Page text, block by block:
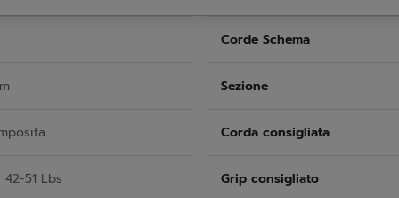
Corde Schema
Sezione
Corda consigliata
51 Lbs Grip consigliato